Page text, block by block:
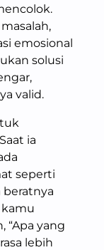
emosional
solusi
valid.
ia
seperti
beratnya
kamu
“Apa yang
lebih